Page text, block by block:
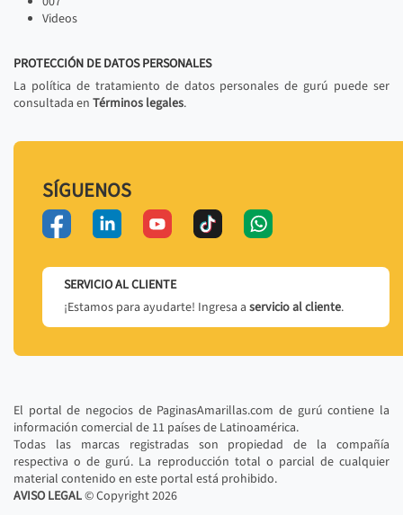
Videos
PROTECCIÓN DE DATOS PERSONALES
La política de tratamiento de datos personales de gurú puede ser
consultada en Términos legales.
SÍGUENOS
SERVICIO AL CLIENTE
¡Estamos para ayudarte! Ingresa a servicio al cliente.
El portal de negocios de PaginasAmarillas.com de gurú contiene la
información comercial de 11 países de Latinoamérica.
Todas las marcas registradas son propiedad de la compañía
respectiva o de gurú. La reproducción total o parcial de cualquier
material contenido en este portal está prohibido.
AVISO LEGAL© Copyright2026